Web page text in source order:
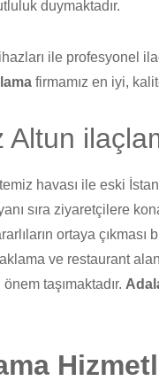
duymaktadır.
ile profesyonel
firmamız en iyi,
Altun
havası ile eski
sıra ziyaretçilere
ortaya
ve restaurant
taşımaktadır.